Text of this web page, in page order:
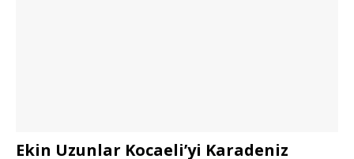
Ekin Uzunlar Kocaeli’yi Karadeniz